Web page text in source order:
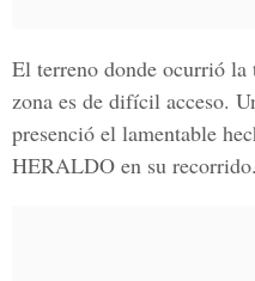
El terreno donde ocurrió
zona es de difícil acceso.
presenció el lamentable
HERALDO en su recorrido.